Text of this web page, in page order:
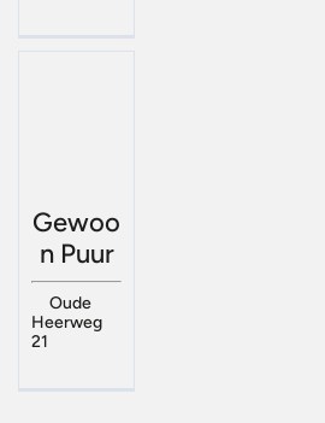
Gewoo
n Puur
Oude
Heerweg
21